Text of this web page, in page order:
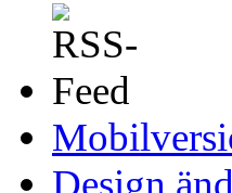
Design